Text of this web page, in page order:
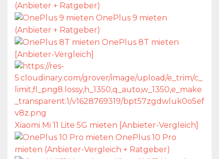
(Anbieter + Ratgeber)
OnePlus 9 mieten
(Anbieter + Ratgeber)
OnePlus 8T mieten
[Anbieter-Vergleich]
Xiaomi Mi 11 Lite 5G mieten [Anbieter-Vergleich]
OnePlus 10 Pro
mieten (Anbieter-Vergleich + Ratgeber)